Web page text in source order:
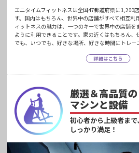
エニタイムフィットネスは全国47都道府県に1,200
す。国内はもちろん、世界中の店舗がすべて相互利
ィットネスの魅力は、一つのキーで世界中の店舗を
ように利用できることです。家の近くはもちろん、
でも、いつでも、好きな場所、好きな時間にトレー
詳細はこちら
厳選＆高品質の
マシンと設備
初心者から上級者まで、
しっかり満足！